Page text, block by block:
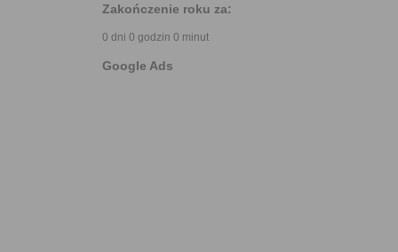
Zakończenie roku za:
0 dni 0 godzin 0 minut
Google Ads